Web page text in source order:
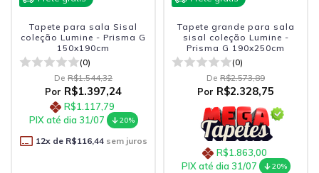
Tapete para sala Sisal
coleção Lumine - Prisma G
150x190cm
(0)
De R$1.544,32
Por R$1.397,24
R$1.117,79
PIX até dia 31/07
20%
12x de R$116,44sem juros
Tapete grande para sala
sisal coleção Lumine -
Prisma G 190x250cm
(0)
De R$2.573,89
Por R$2.328,75
R$1.863,00
PIX até dia 31/07
20%